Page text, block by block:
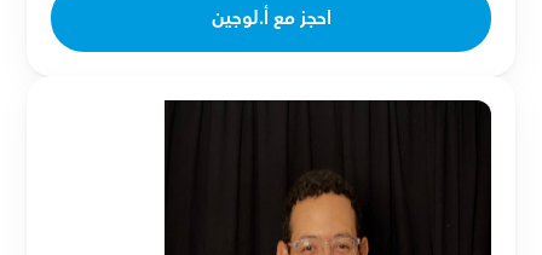
احجز مع أ.لوجين